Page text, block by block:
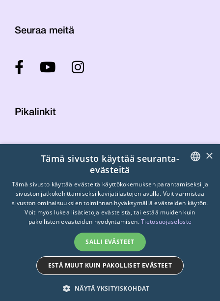
Seuraa meitä
Pikalinkit
Laskutustiedot
Tietosuojaseloste
Turvallisemman tilan periaatteet
© 2026 STTK. Made with ❤ byAvoin.Systems
FINNISH
SWEDISH
×
Tämä sivusto käyttää seuranta-
evästeitä
Tämä sivusto käyttää evästeitä käyttökokemuksen parantamiseksi ja
sivuston jatkokehittämiseksi kävijätilastojen avulla. Voit varmistaa
sivuston ominaisuuksien toiminnan hyväksymällä evästeiden käytön.
Voit myös lukea lisätietoja evästeistä, tai estää muiden kuin
pakollisten evästeiden hyödyntämisen.Tietosuojaseloste
SALLI EVÄSTEET
ESTÄ MUUT KUIN PAKOLLISET EVÄSTEET
NÄYTÄ YKSITYISKOHDAT